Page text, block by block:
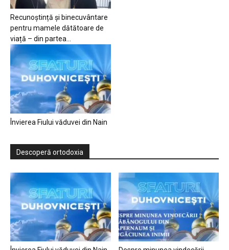
Recunoștință și binecuvântare
pentru mamele dătătoare de
viață – din partea...
Învierea Fiului văduvei din Nain
Descoperă ortodoxia